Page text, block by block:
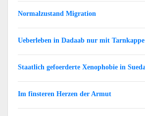
Normalzustand Migration
Ueberleben in Dadaab nur mit Tarnkappe
Staatlich gefoerderte Xenophobie in
Im finsteren Herzen der Armut